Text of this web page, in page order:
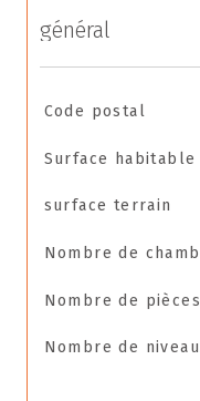
général
Code postal
Surface habitable
surface terrain
Nombre de
Nombre de pièces
Nombre de